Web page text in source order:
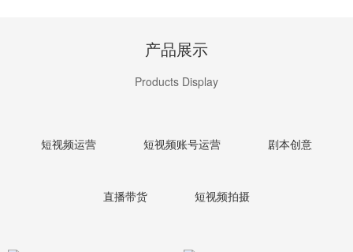
产品展示
Products Display
短视频运营 短视频账号运营 剧本创意
直播带货 短视频拍摄